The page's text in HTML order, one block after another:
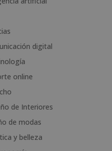
digital
online
de Interiores
de modas
y belleza